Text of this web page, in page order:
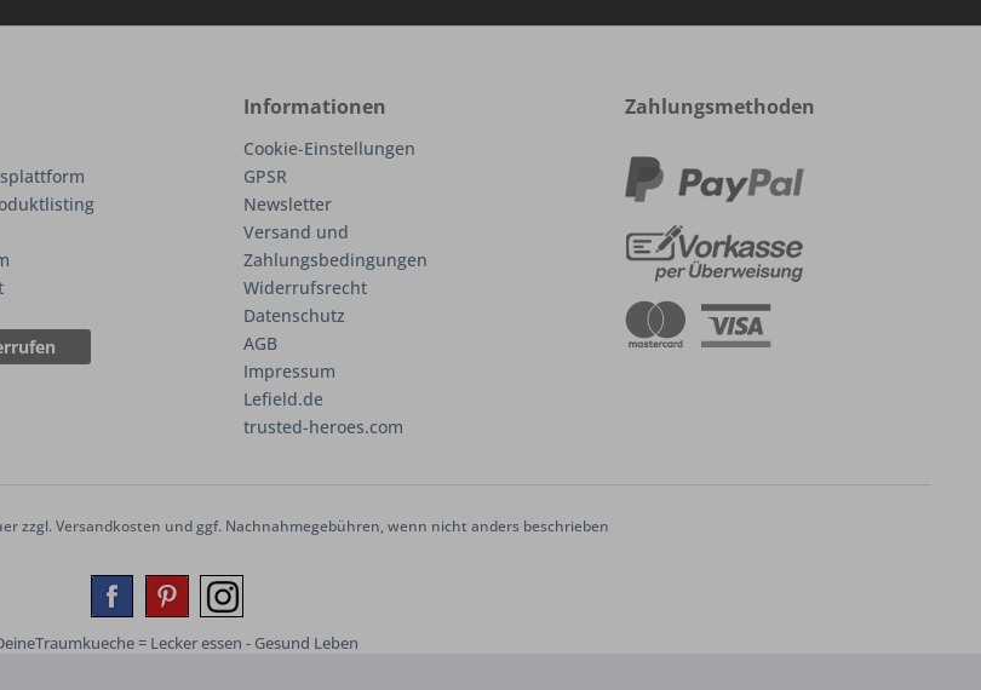
Informationen
Cookie-Einstellungen
GPSR
Newsletter
Versand und
Zahlungsbedingungen
Widerrufsrecht
Datenschutz
AGB
Impressum
Lefield.de
trusted-heroes.com
Zahlungsmethoden
zzgl.Versandkosten und ggf. Nachnahmegebühren, wenn nicht anders beschrieben
= Lecker essen - Gesund Leben